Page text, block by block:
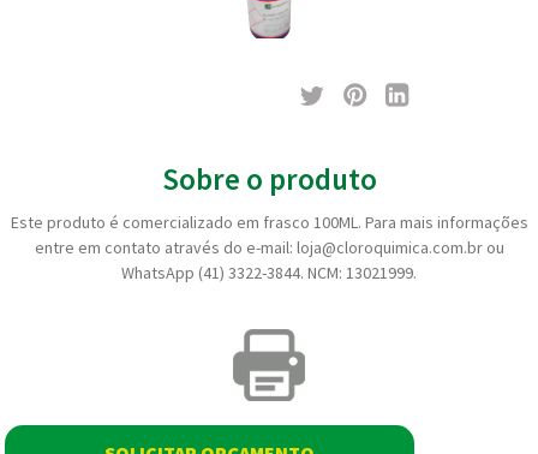
Sobre o produto
Este produto é comercializado em frasco 100ML. Para mais informações
entre em contato através do e-mail: loja@cloroquimica.com.br ou
WhatsApp (41) 3322-3844. NCM: 13021999.